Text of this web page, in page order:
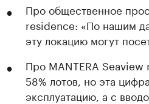
Про общественное
residence: «По нашим
эту локацию могут
Про MANTERA
58% лотов, но эта
эксплуатацию, а с